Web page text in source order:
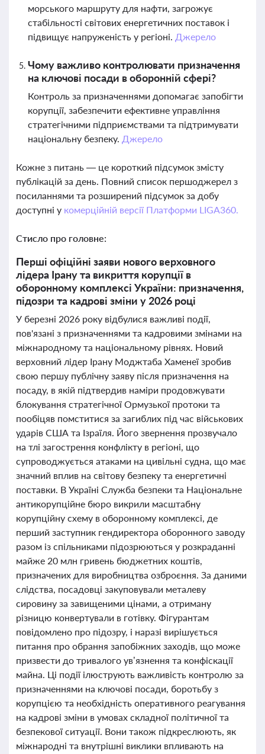
морського маршруту для нафти, загрожує
стабільності світових енергетичних поставок і
підвищує напруженість у регіоні. Джерело
Чому важливо контролювати призначення
на ключові посади в оборонній сфері?
Контроль за призначеннями допомагає запобігти
корупції, забезпечити ефективне управління
стратегічними підприємствами та підтримувати
національну безпеку. Джерело
Кожне з питань — це короткий підсумок змісту
публікацій за день. Повний список першоджерел з
посиланнями та розширений підсумок за добу
доступні у комерційній версії Платформи LIGA360.
Стисло про головне:
Перші офіційні заяви нового верховного
лідера Ірану та викриття корупції в
оборонному комплексі України: призначення,
підозри та кадрові зміни у 2026 році
У березні 2026 року відбулися важливі події,
пов'язані з призначеннями та кадровими змінами на
міжнародному та національному рівнях. Новий
верховний лідер Ірану Моджтаба Хаменеї зробив
свою першу публічну заяву після призначення на
посаду, в якій підтвердив наміри продовжувати
блокування стратегічної Ормузької протоки та
пообіцяв помститися за загиблих під час військових
ударів США та Ізраїля. Його звернення прозвучало
на тлі загострення конфлікту в регіоні, що
супроводжується атаками на цивільні судна, що має
значний вплив на світову безпеку та енергетичні
поставки. В Україні Служба безпеки та Національне
антикорупційне бюро викрили масштабну
корупційну схему в оборонному комплексі, де
перший заступник гендиректора оборонного заводу
разом із спільниками підозрюються у розкраданні
майже 20 млн гривень бюджетних коштів,
призначених для виробництва озброєння. За даними
слідства, посадовці закуповували металеву
сировину за завищеними цінами, а отриману
різницю конвертували в готівку. Фігурантам
повідомлено про підозру, і наразі вирішується
питання про обрання запобіжних заходів, що може
призвести до тривалого ув’язнення та конфіскації
майна. Ці події ілюструють важливість контролю за
призначеннями на ключові посади, боротьбу з
корупцією та необхідність оперативного реагування
на кадрові зміни в умовах складної політичної та
безпекової ситуації. Вони також підкреслюють, як
міжнародні та внутрішні виклики впливають на